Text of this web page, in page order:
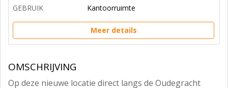
GEBRUIK Kantoorruimte
Meer details
OMSCHRIJVING
Op deze nieuwe locatie direct langs de Oudegracht